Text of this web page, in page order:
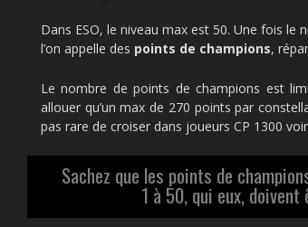
Dans ESO, le niveau max est 50. Une fois
l’on appelle des points de champions,
Le nombre de points de champions est
allouer qu’un max de 270 points par
pas rare de croiser dans joueurs CP 1300
Sachez que les points de
1 à 50, qui eux,